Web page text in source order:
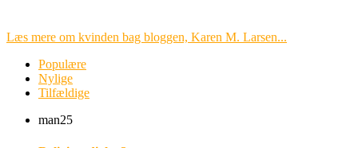
Læs mere om kvinden bag bloggen, Karen M. Larsen...
Populære
Nylige
Tilfældige
man25